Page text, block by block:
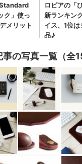
事の写真一覧（全